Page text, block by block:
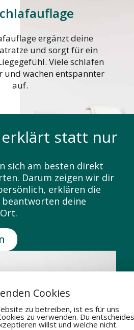
ergänzt deine
und sorgt für ein
Viele schlafen
wachen entspannter
auf.
statt nur
sich am besten direkt
Darum zeigen wir dir
erklären die
deine
Cookies
zu betreiben, ist es für uns
zu verwenden. Du
willst und welche nicht.